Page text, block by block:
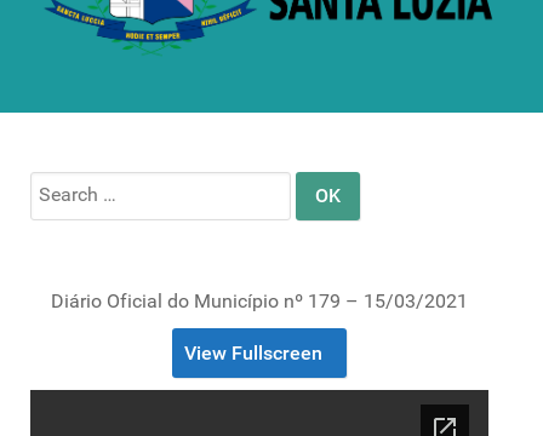
Search
for:
Diário Oficial do Município nº 179 – 15/03/2021
View Fullscreen